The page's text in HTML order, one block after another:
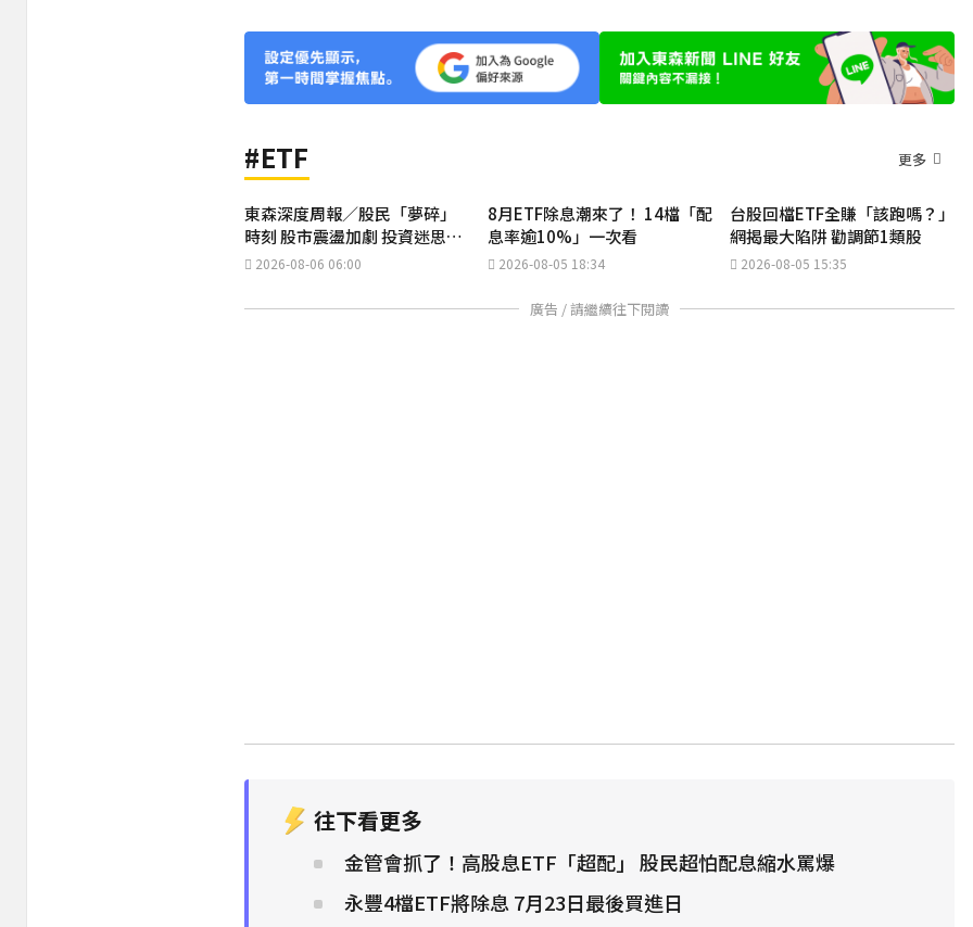
#ETF 更多
東森深度周報／股民「夢碎」
時刻 股市震盪加劇 投資迷思現
形2026-08-06 06:00
8月ETF除息潮來了！ 14檔「配
息率逾10%」一次看
2026-08-05 18:34
台股回檔ETF全賺「該跑嗎？」
網揭最大陷阱 勸調節1類股
2026-08-05 15:35
廣告 / 請繼續往下閱讀
往下看更多
金管會抓了！高股息ETF「超配」 股民超怕配息縮水罵爆
永豐4檔ETF將除息 7月23日最後買進日